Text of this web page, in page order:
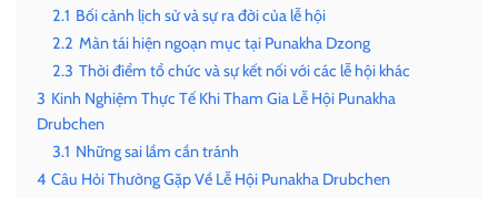
2.1 Bối cảnh lịch sử và sự ra đời của lễ hội
2.2 Màn tái hiện ngoạn mục tại Punakha Dzong
2.3 Thời điểm tổ chức và sự kết nối với các lễ hội khác
3 Kinh Nghiệm Thực Tế Khi Tham Gia Lễ Hội Punakha
Drubchen
3.1 Những sai lầm cần tránh
4 Câu Hỏi Thường Gặp Về Lễ Hội Punakha Drubchen